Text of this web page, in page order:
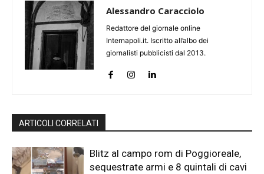
Alessandro Caracciolo
Redattore del giornale online
Internapoli.it. Iscritto all’albo dei
giornalisti pubblicisti dal 2013.
ARTICOLI CORRELATI
Blitz al campo rom di Poggioreale,
sequestrate armi e 8 quintali di cavi